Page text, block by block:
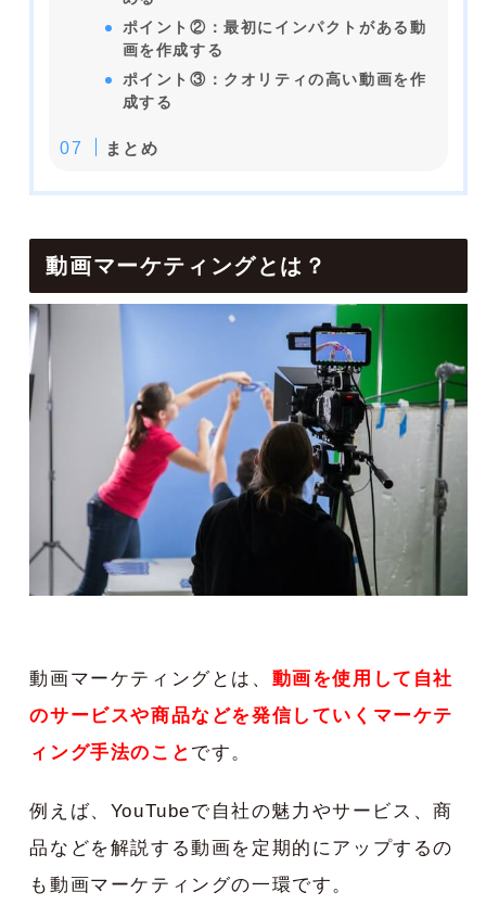
ポイント②：最初にインパクトがある動
画を作成する
ポイント③：クオリティの高い動画を作
成する
まとめ
動画マーケティングとは？
動画マーケティングとは、 動画を使用して自社
のサービスや商品などを発信していくマーケテ
ィング手法のこと です。
例えば、YouTubeで自社の魅力やサービス、商
品などを解説する動画を定期的にアップするの
も動画マーケティングの一環です。